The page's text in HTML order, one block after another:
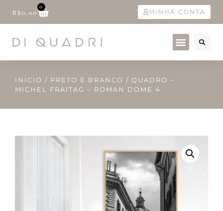
R$0,00
0
MINHA CONTA
INÍCIO / PRETO E BRANCO / QUADRO –
MICHEL FRAITAG – ROMAN DOME 4